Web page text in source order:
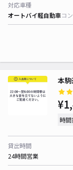
対応車種
オートバイ軽自動車コ
本
時間
貸出時間
24時間営業